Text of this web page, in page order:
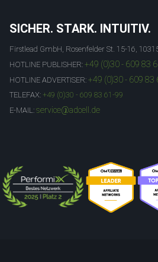
SICHER. STARK. INTUITIV.
Firstlead GmbH, Rosenfelder St. 15-16,
HOTLINE PUBLISHER: +49 (0)30 - 609 83
HOTLINE ADVERTISER: +49 (0)30 - 609 83
TELEFAX: +49 (0)30 - 609 83 61-99
E-MAIL: service@adcell.de